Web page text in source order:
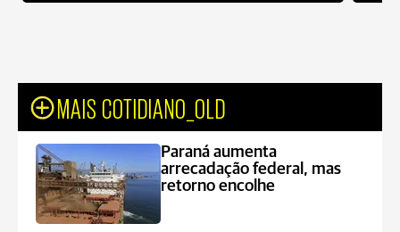
MAIS COTIDIANO_OLD
Paraná aumenta
arrecadação federal, mas
retorno encolhe